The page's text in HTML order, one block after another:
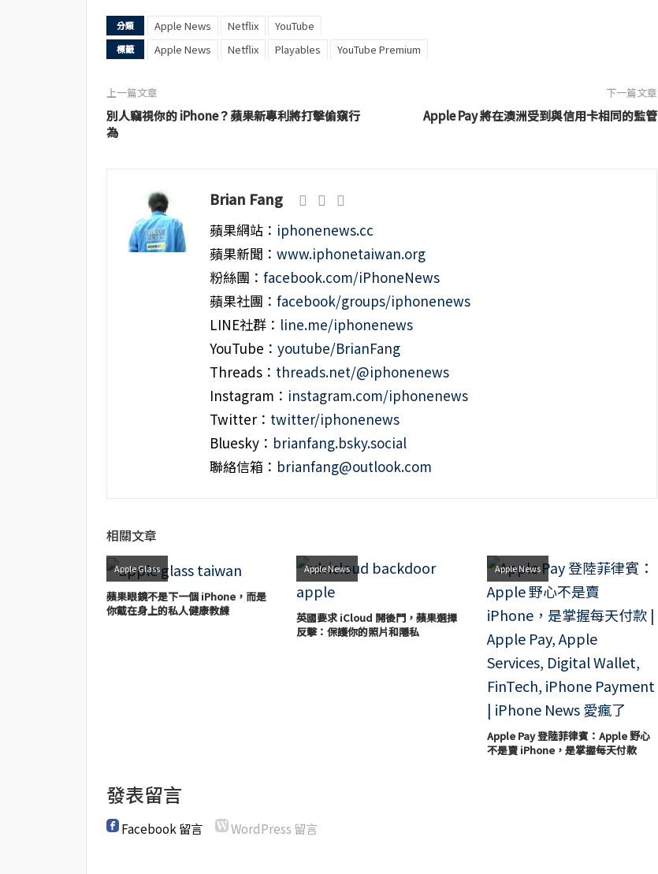
分類 Apple News Netflix YouTube
標籤 Apple News Netflix Playables YouTube Premium
上一篇文章
別人竊視你的 iPhone？蘋果新專利將打擊偷窺行
為
下一篇文章
Apple Pay 將在澳洲受到與信用卡相同的監管
Brian Fang
蘋果網站： iphonenews.cc
蘋果新聞： www.iphonetaiwan.org
粉絲團： facebook.com/iPhoneNews
蘋果社團： facebook/groups/iphonenews
LINE社群： line.me/iphonenews
YouTube： youtube/BrianFang
Threads： threads.net/@iphonenews
Instagram： instagram.com/iphonenews
Twitter： twitter/iphonenews
Bluesky： brianfang.bsky.social
聯絡信箱： brianfang@outlook.com
相關文章
Apple Glass
蘋果眼鏡不是下一個 iPhone，而是
你戴在身上的私人健康教練
Apple News
英國要求 iCloud 開後門，蘋果選擇
反擊：保護你的照片和隱私
Apple News
Apple Pay 登陸菲律賓：Apple 野心
不是賣 iPhone，是掌握每天付款
發表留言
Facebook 留言 WordPress 留言